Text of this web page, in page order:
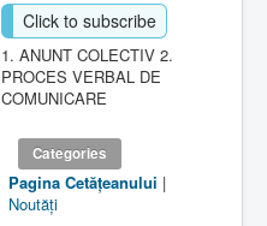
Click to subscribe
1. ANUNT COLECTIV 2.
PROCES VERBAL DE
COMUNICARE
Categories
Pagina Cetăţeanului |
Noutăţi